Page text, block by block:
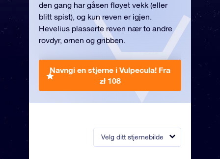
Velg ditt stjernebilde
den gang har gåsen fløyet vekk (eller
blitt spist), og kun reven er igjen.
Hevelius plasserte reven nær to andre
rovdyr, ørnen og gribben.
Navngi en stjerne i Vulpecula! Fra
zł 108